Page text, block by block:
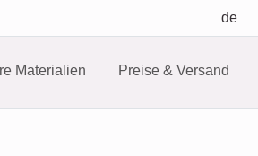
de
Materialien Preise & Versand